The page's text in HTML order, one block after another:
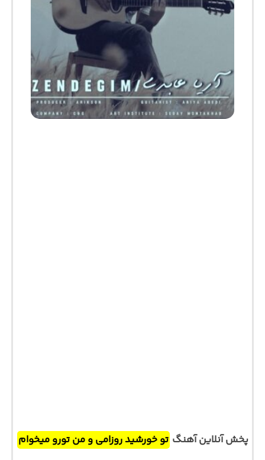
پخش آنلاین آهنگ تو خورشید روزامی و من تورو میخوام